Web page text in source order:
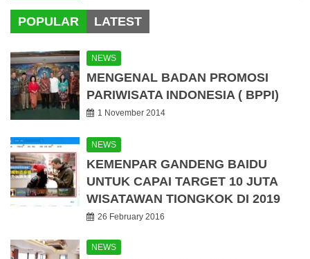
POPULAR LATEST
NEWS
MENGENAL BADAN PROMOSI
PARIWISATA INDONESIA ( BPPI)
1 November 2014
NEWS
KEMENPAR GANDENG BAIDU
UNTUK CAPAI TARGET 10 JUTA
WISATAWAN TIONGKOK DI 2019
26 February 2016
NEWS